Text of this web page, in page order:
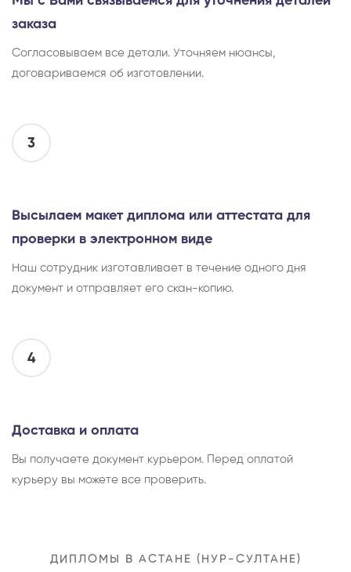
заказа
Согласовываем все детали. Уточняем нюансы,
договариваемся об изготовлении.
3
Высылаем макет диплома или аттестата для
проверки в электронном виде
Наш сотрудник изготавливает в течение одного дня
документ и отправляет его скан-копию.
4
Доставка и оплата
Вы получаете документ курьером. Перед оплатой
курьеру вы можете все проверить.
ДИПЛОМЫ В АСТАНЕ (НУР-СУЛТАНЕ)